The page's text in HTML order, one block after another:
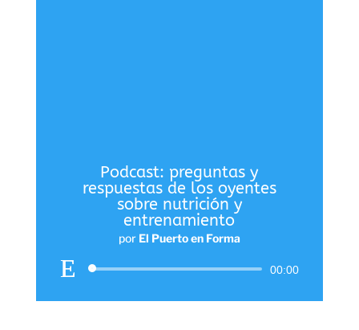
Podcast: preguntas y
respuestas de los oyentes
sobre nutrición y
entrenamiento
por El Puerto en Forma
Reproductor
00:00